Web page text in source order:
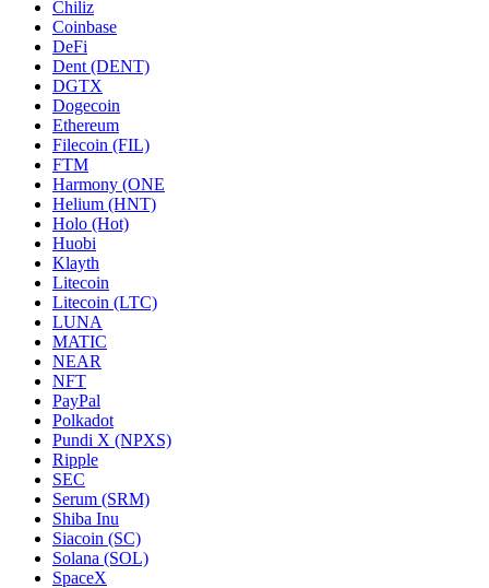
Chiliz
Coinbase
DeFi
Dent (DENT)
DGTX
Dogecoin
Ethereum
Filecoin (FIL)
FTM
Harmony (ONE
Helium (HNT)
Holo (Hot)
Huobi
Klayth
Litecoin
Litecoin (LTC)
LUNA
MATIC
NEAR
NFT
PayPal
Polkadot
Pundi X (NPXS)
Ripple
SEC
Serum (SRM)
Shiba Inu
Siacoin (SC)
Solana (SOL)
SpaceX